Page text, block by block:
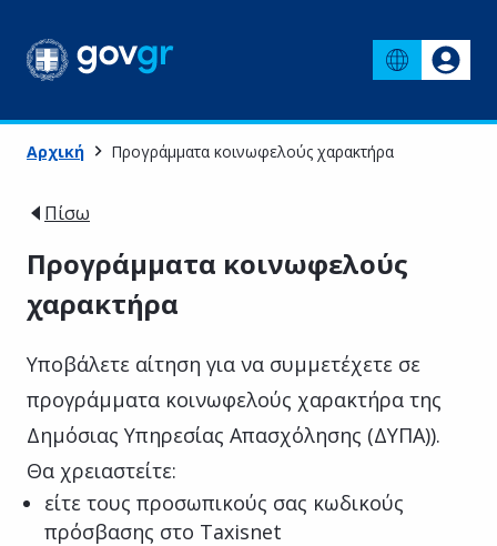
Αρχική Προγράμματα κοινωφελούς χαρακτήρα
Πίσω
Προγράμματα κοινωφελούς
χαρακτήρα
Υποβάλετε αίτηση για να συμμετέχετε σε
προγράμματα κοινωφελούς χαρακτήρα της
Δημόσιας Υπηρεσίας Απασχόλησης (ΔΥΠΑ)).
Θα χρειαστείτε:
είτε τους προσωπικούς σας κωδικούς
πρόσβασης στο Taxisnet